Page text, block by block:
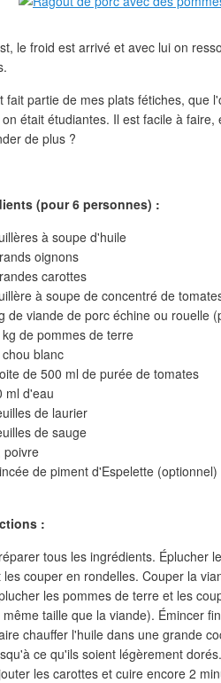
le froid est arrivé et avec lui on
fait partie de mes plats fétiches, que
était étudiantes. Il est facile à
de plus ?
(pour 6 personnes) :
à soupe d'huile
oignons
carottes
à soupe de concentré de
de viande de porc échine ou rouelle
kg de pommes de terre
chou blanc
de 500 ml de purée de tomates
ml d'eau
de laurier
de sauge
poivre
de piment d'Espelette (optionnel)
:
tous les ingrédients. Éplucher
les couper en rondelles. Couper la
les pommes de terre et les
même taille que la viande). Émincer
chauffer l'huile dans une grande
ce qu'ils soient légèrement dorés.
les carottes et cuire encore 2